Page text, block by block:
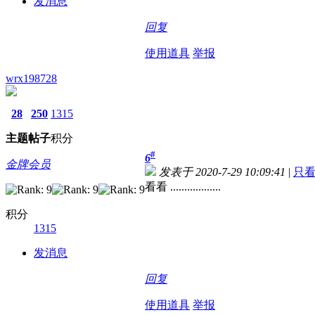
回复
使用道具 举报
wrx198728
28
主题
250
帖子
1315
积分
金牌会员
积分
1315
发消息
6#
发表于 2020-7-29 10:09:41 | 只
看看 ..................
回复
使用道具 举报